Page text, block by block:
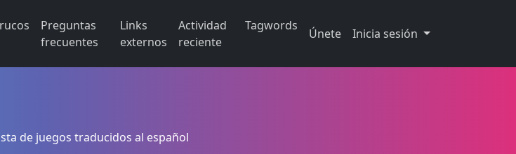
Preguntas
frecuentes
Links
externos
Actividad
reciente
Tagwords
Únete Inicia sesión
de juegos traducidos al español